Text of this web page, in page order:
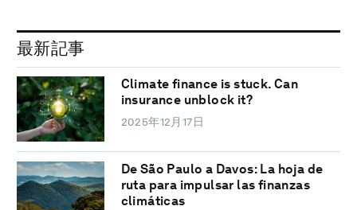
最新記事
Climate finance is stuck. Can
insurance unblock it?
2025年12月17日
De São Paulo a Davos: La hoja de
ruta para impulsar las finanzas
climáticas